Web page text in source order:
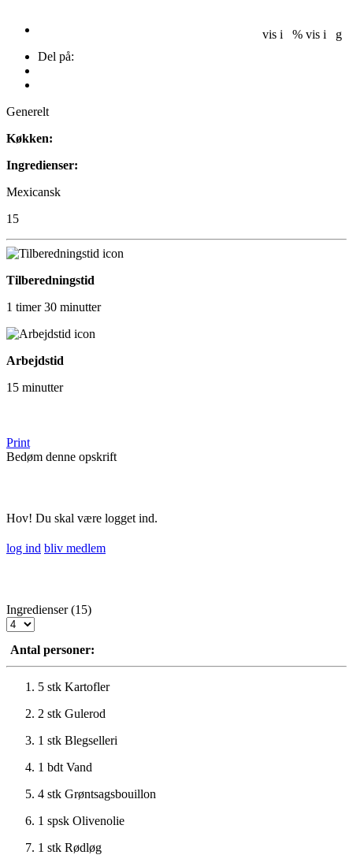
Del på:
Generelt
Køkken:
Ingredienser:
Mexicansk
15
Tilberedningstid
1 timer 30 minutter
Arbejdstid
15 minutter
Print
Bedøm denne opskrift
Hov! Du skal være logget ind.
log ind bliv medlem
Ingredienser (15)
Antal personer:
5 stk Kartofler
2 stk Gulerod
1 stk Blegselleri
1 bdt Vand
4 stk Grøntsagsbouillon
1 spsk Olivenolie
1 stk Rødløg
vis i % vis i g